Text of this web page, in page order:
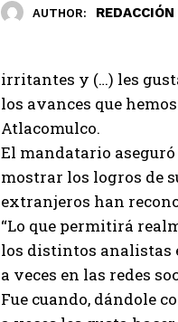
AUTHOR:
irritantes y (…) les
los avances que
Atlacomulco.
El mandatario
mostrar los logros de
extranjeros han
“Lo que permitirá
los distintos analistas
a veces en las redes
Fue cuando, dándole